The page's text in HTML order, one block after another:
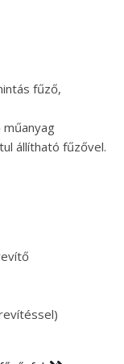
fűző,
állítható fűzővel.